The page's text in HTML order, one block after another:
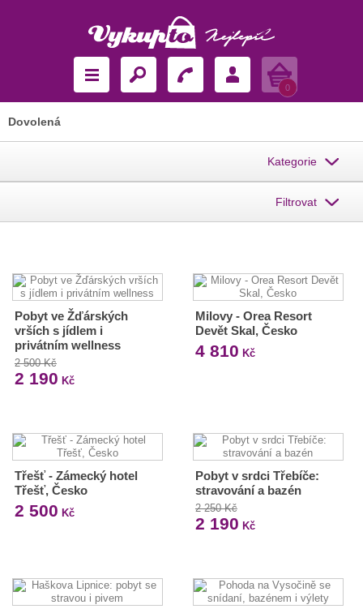
Košík
0
Dovolená
Kategorie
Filtrovat
Pobyt ve Žďárských
vrších s jídlem i
privátním wellness
2 500 Kč
2 190 Kč
Milovy - Orea Resort
Devět Skal, Česko
4 810 Kč
Třešť - Zámecký hotel
Třešť, Česko
2 500 Kč
Pobyt v srdci Třebíče:
stravování a bazén
2 250 Kč
2 190 Kč